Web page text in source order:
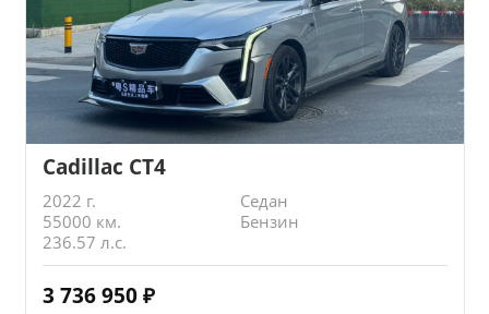
Cadillac CT4
2022 г.
Седан
55000 км.
Бензин
236.57 л.с.
3 736 950 ₽